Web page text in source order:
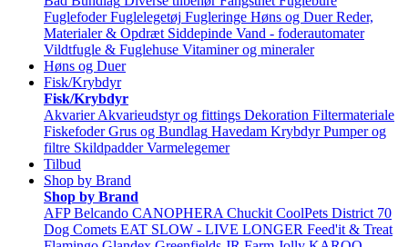
Fuglefoder Fuglelegetøj Fugleringe Høns og Duer Reder,
Materialer & Opdræt Siddepinde Vand - foderautomater
Vildtfugle & Fuglehuse Vitaminer og mineraler
Høns og Duer
Fisk/Krybdyr
Fisk/Krybdyr
Akvarier Akvarieudstyr og fittings Dekoration Filtermateriale
Fiskefoder Grus og Bundlag Havedam Krybdyr Pumper og
filtre Skildpadder Varmelegemer
Tilbud
Shop by Brand
Shop by Brand
AFP Belcando CANOPHERA Chuckit CoolPets District 70
Dog Comets EAT SLOW - LIVE LONGER Feed'it & Treat